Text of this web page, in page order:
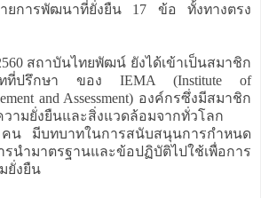
ายการพัฒนาที่ยั่งยืน 17 ข้อ ทั้งทางตรง
สถาบันไทยพัฒน์ ยังได้เข้าเป็นสมาชิก
ทที่ปรึกษา ของ IEMA (Institute of
and Assessment) องค์กรซึ่งมีสมาชิก
ามยั่งยืนและสิ่งแวดล้อมจากทั่วโลก
น มีบทบาทในการสนับสนุนการกำหนด
ำมาตรฐานและข้อปฏิบัติไปใช้เพื่อการ
ยั่งยืน